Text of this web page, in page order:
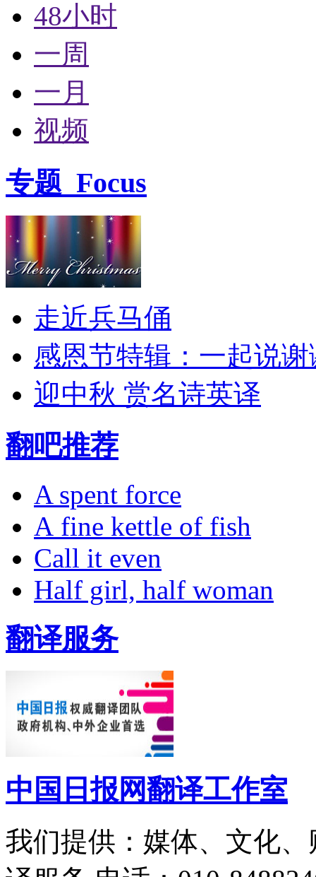
48小时
一周
一月
视频
专题 Focus
走近兵马俑
感恩节特辑：一起说谢
迎中秋 赏名诗英译
翻吧推荐
A spent force
A fine kettle of fish
Call it even
Half girl, half woman
翻译服务
中国日报网翻译工作室
我们提供：媒体、文化